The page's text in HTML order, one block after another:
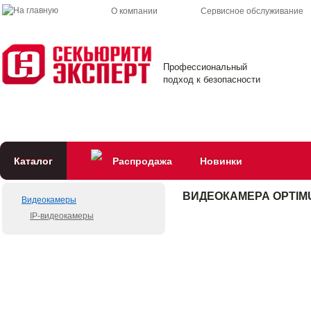
О компании Сервисное обслуживание
Профессиональный
подход к безопасности
Каталог Распродажа Новинки
Видеокамеры
IP-видеокамеры
ВИДЕОКАМЕРА